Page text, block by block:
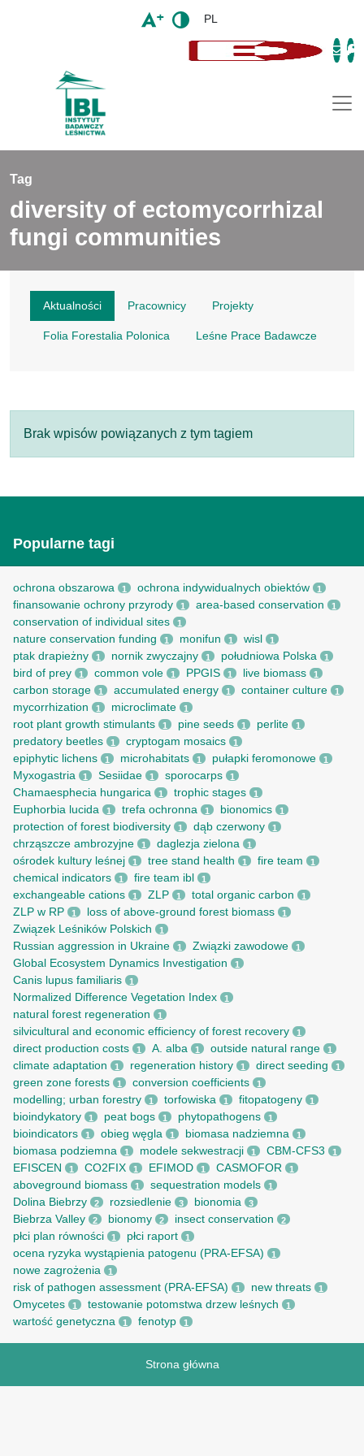
PL
Tag
diversity of ectomycorrhizal
fungi communities
Aktualności Pracownicy Projekty
Folia Forestalia Polonica Leśne Prace Badawcze
Brak wpisów powiązanych z tym tagiem
Popularne tagi
ochrona obszarowa 1 ochrona indywidualnych obiektów 1
finansowanie ochrony przyrody 1 area-based conservation 1
conservation of individual sites 1
nature conservation funding 1 monifun 1 wisl 1
ptak drapieżny 1 nornik zwyczajny 1 południowa Polska 1
bird of prey 1 common vole 1 PPGIS 1 live biomass 1
carbon storage 1 accumulated energy 1 container culture 1
mycorrhization 1 microclimate 1
root рlant growth stimulants 1 pine seeds 1 perlite 1
predatory beetles 1 cryptogam mosaics 1
epiphytic lichens 1 microhabitats 1 pułapki feromonowe 1
Myxogastria 1 Sesiidae 1 sporocarps 1
Chamaesphecia hungarica 1 trophic stages 1
Euphorbia lucida 1 trefa ochronna 1 bionomics 1
protection of forest biodiversity 1 dąb czerwony 1
chrząszcze ambrozyjne 1 daglezja zielona 1
ośrodek kultury leśnej 1 tree stand health 1 fire team 1
chemical indicators 1 fire team ibl 1
exchangeable cations 1 ZLP 1 total organic carbon 1
ZLP w RP 1 loss of above-ground forest biomass 1
Związek Leśników Polskich 1
Russian aggression in Ukraine 1 Związki zawodowe 1
Global Ecosystem Dynamics Investigation 1
Canis lupus familiaris 1
Normalized Difference Vegetation Index 1
natural forest regeneration 1
silvicultural and economic efficiency of forest recovery 1
direct production costs 1 A. alba 1 outside natural range 1
climate adaptation 1 regeneration history 1 direct seeding 1
green zone forests 1 conversion coefficients 1
modelling; urban forestry 1 torfowiska 1 fitopatogeny 1
bioindykatory 1 peat bogs 1 phytopathogens 1
bioindicators 1 obieg węgla 1 biomasa nadziemna 1
biomasa podziemna 1 modele sekwestracji 1 CBM-CFS3 1
EFISCEN 1 CO2FIX 1 EFIMOD 1 CASMOFOR 1
aboveground biomass 1 sequestration models 1
Dolina Biebrzy 2 rozsiedlenie 3 bionomia 3
Biebrza Valley 2 bionomy 2 insect conservation 2
płci plan równości 1 płci raport 1
ocena ryzyka wystąpienia patogenu (PRA-EFSA) 1
nowe zagrożenia 1
risk of pathogen assessment (PRA-EFSA) 1 new threats 1
Omycetes 1 testowanie potomstwa drzew leśnych 1
wartość genetyczna 1 fenotyp 1
Strona główna